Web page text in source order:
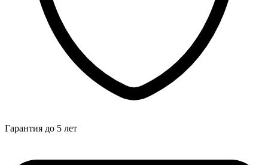
Гарантия до 5 лет